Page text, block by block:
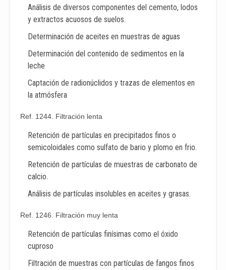
Análisis de diversos componentes del cemento, lodos
y extractos acuosos de suelos.
Determinación de aceites en muestras de aguas
Determinación del contenido de sedimentos en la
leche
Captación de radionúclidos y trazas de elementos en
la atmósfera
Ref. 1244. Filtración lenta
Retención de partículas en precipitados finos o
semicoloidales como sulfato de bario y plomo en frio.
Retención de partículas de muestras de carbonato de
calcio.
Análisis de partículas insolubles en aceites y grasas.
Ref. 1246. Filtración muy lenta
Retención de partículas finísimas como el óxido
cuproso
Filtración de muestras con partículas de fangos finos